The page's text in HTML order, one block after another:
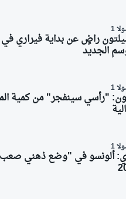
1
راضٍ عن بداية فيراري
الجديد
1
1
ألونسو في "وضع ذهني صعب"